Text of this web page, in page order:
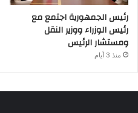
رئيس الجمهورية اجتمع مع
رئيس الوزراء ووزير النقل
ومستشار الرئيس
منذ 3 أيام